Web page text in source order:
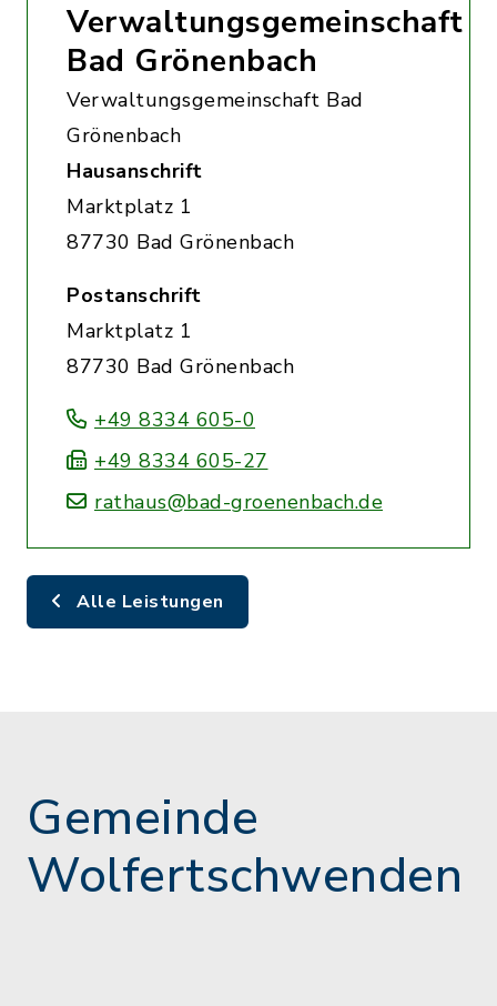
Verwaltungsgemeinschaft
Bad Grönenbach
Verwaltungsgemeinschaft Bad
Grönenbach
Hausanschrift
Marktplatz 1
87730 Bad Grönenbach
Postanschrift
Marktplatz 1
87730 Bad Grönenbach
+49 8334 605-0
+49 8334 605-27
rathaus@bad-groenenbach.de
Alle Leistungen
Gemeinde
Wolfertschwenden